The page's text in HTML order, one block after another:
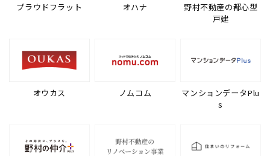
プラウドフラット オハナ
野村不動産の都心型
戸建
オウカス ノムコム
マンションデータPlu
s